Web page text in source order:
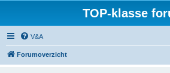
TOP-klasse
V&A
Forumoverzicht